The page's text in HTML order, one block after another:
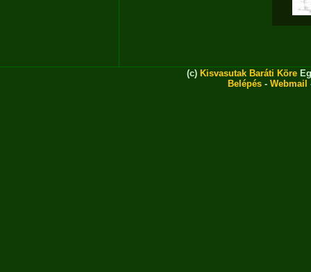
(c) Kisvasutak Baráti Köre
Belépés - Webmail